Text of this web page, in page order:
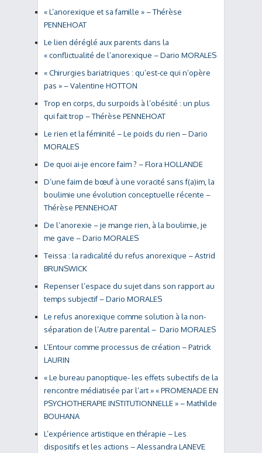
« L’anorexique et sa famille » – Thérèse
PENNEHOAT
Le lien déréglé aux parents dans la
« conflictualité de l’anorexique – Dario MORALES
« Chirurgies bariatriques : qu’est-ce qui n’opère
pas » – Valentine HOTTON
Trop en corps, du surpoids à l’obésité : un plus
qui fait trop – Thérèse PENNEHOAT
Le rien et la féminité – Le poids du rien – Dario
MORALES
De quoi ai-je encore faim ? – Flora HOLLANDE
D’une faim de bœuf à une voracité sans f(a)im, la
boulimie une évolution conceptuelle récente –
Thérèse PENNEHOAT
De l’anorexie – je mange rien, à la boulimie, je
me gave – Dario MORALES
Teissa : la radicalité du refus anorexique – Astrid
BRUNSWICK
Repenser l’espace du sujet dans son rapport au
temps subjectif – Dario MORALES
Le refus anorexique comme solution à la non-
séparation de l’Autre parental – Dario MORALES
L’Entour comme processus de création – Patrick
LAURIN
« Le bureau panoptique- les effets subectifs de la
rencontre médiatisée par l’art » « PROMENADE EN
PSYCHOTHERAPIE INSTITUTIONNELLE » – Mathilde
BOUHANA
L’expérience artistique en thérapie – Les
dispositifs et les actions – Alessandra LANEVE